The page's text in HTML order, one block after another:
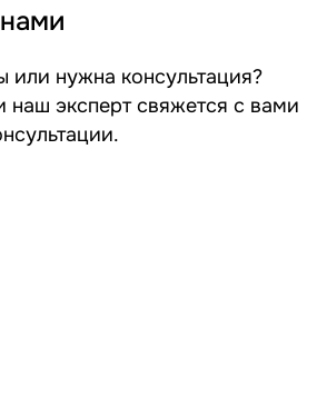
или нужна консультация?
наш эксперт свяжется с вами